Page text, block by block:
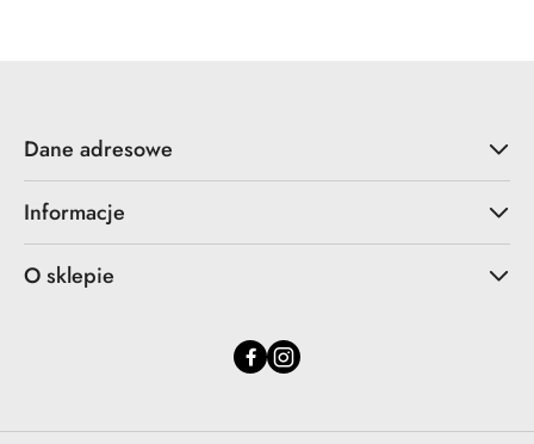
Dane adresowe
Informacje
O sklepie